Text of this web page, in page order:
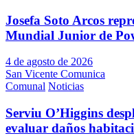
Josefa Soto Arcos
Mundial Junior de
4 de agosto de 2026
San Vicente Comunica
Comunal Noticias
Serviu O’Higgins
evaluar daños